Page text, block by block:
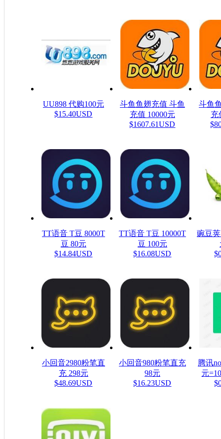
UU898 代购100元
$15.40USD
斗鱼鱼翅充值 斗鱼
充值 10000元
$1607.61USD
斗鱼
充
TT语音 T豆 8000T
豆 80元
$14.84USD
TT语音 T豆 10000T
豆 100元
$16.08USD
豌豆
小回音2980粉笔直
充 298元
$48.69USD
小回音980粉笔直充
98元
$16.23USD
腾讯
元